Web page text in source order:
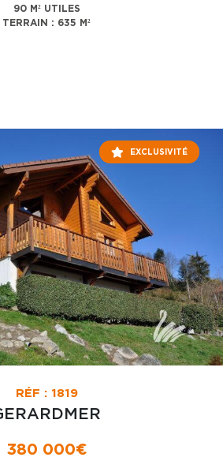
90 M² UTILES
TERRAIN : 635 M²
EXCLUSIVITÉ
RÉF : 1819
380 000€